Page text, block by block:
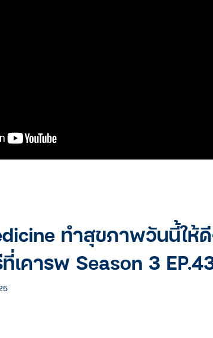
ทำสุขภาพวันนี้ให้
เคารพ Season 3